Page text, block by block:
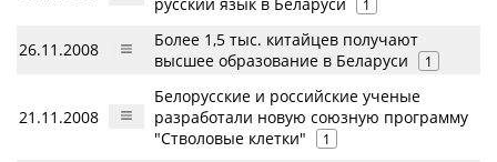
1
26.11.2008
Более 1,5 тыс. китайцев получают
высшее образование в Беларуси
1
21.11.2008
Белорусские и российские ученые
разработали новую союзную программу
"Стволовые клетки"
1